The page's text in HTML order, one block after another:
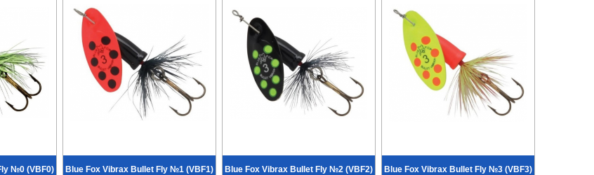
№0 (VBF0) Blue Fox Vibrax Bullet Fly №1 (VBF1) Blue Fox Vibrax Bullet Fly №2 (VBF2) Blue Fox Vibrax Bullet Fly №3 (VBF3)